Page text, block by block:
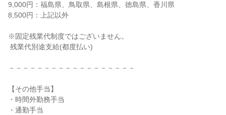
9,000円：福島県、鳥取県、島根県、徳島県、香川県
8,500円：上記以外
※固定残業代制度ではございません。
－－－－－－－－－－－－－－－－－－
【その他手当】
・時間外勤務手当
・通勤手当